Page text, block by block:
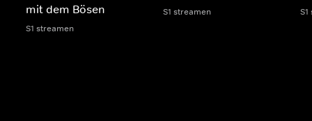
mit dem Bösen
S1 streamen
S1 streamen